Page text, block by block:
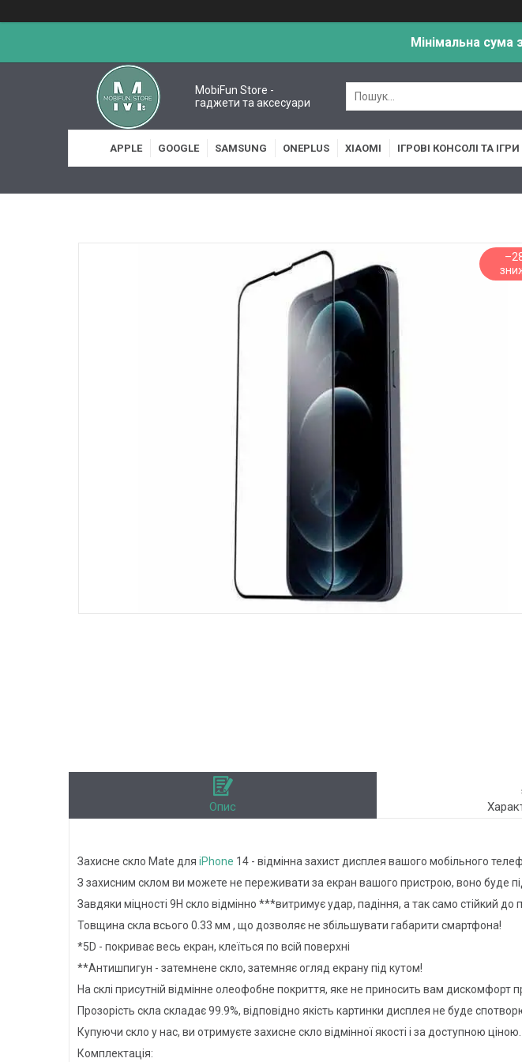
Мінімальна сума
MobiFun Store -
гаджети та аксесуари
APPLE GOOGLE SAMSUNG ONEPLUS XIAOMI ІГРОВІ КОНСОЛІ ТА ІГРИ
Опис
Захисне скло Mate для iPhone 14 - відмінна захист дисплея вашого мобільного
З захисним склом ви можете не переживати за екран вашого пристрою, воно буде
Завдяки міцності 9Н скло відмінно ***витримує удар, падіння, а так само стійкий
Товщина скла всього 0.33 мм , що дозволяє не збільшувати габарити смартфона!
*5D - покриває весь екран, клеїться по всій поверхні
**Антишпигун - затемнене скло, затемняє огляд екрану під кутом!
На склі присутній відмінне олеофобне покриття, яке не приносить вам дискомфорт
Прозорість скла складає 99.9%, відповідно якість картинки дисплея не буде
Купуючи скло у нас, ви отримуєте захисне скло відмінної якості і за доступною ціною.
Комплектація: